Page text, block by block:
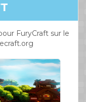
FuryCraft sur le